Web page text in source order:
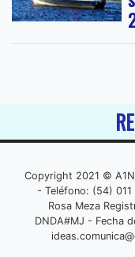
Copyright 2021 ©
- Teléfono: (54)
Rosa Meza
DNDA#MJ - Fecha